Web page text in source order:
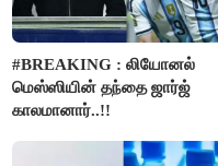
#BREAKING : லியோனல்
மெஸ்ஸியின் தந்தை ஜார்ஜ்
காலமானார்..!!